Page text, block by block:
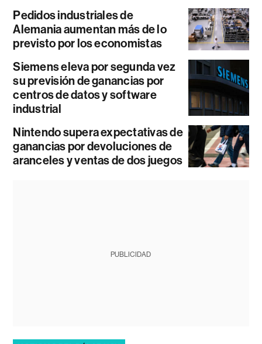
Pedidos industriales de
Alemania aumentan más de lo
previsto por los economistas
Siemens eleva por segunda vez
su previsión de ganancias por
centros de datos y software
industrial
Nintendo supera expectativas de
ganancias por devoluciones de
aranceles y ventas de dos juegos
PUBLICIDAD